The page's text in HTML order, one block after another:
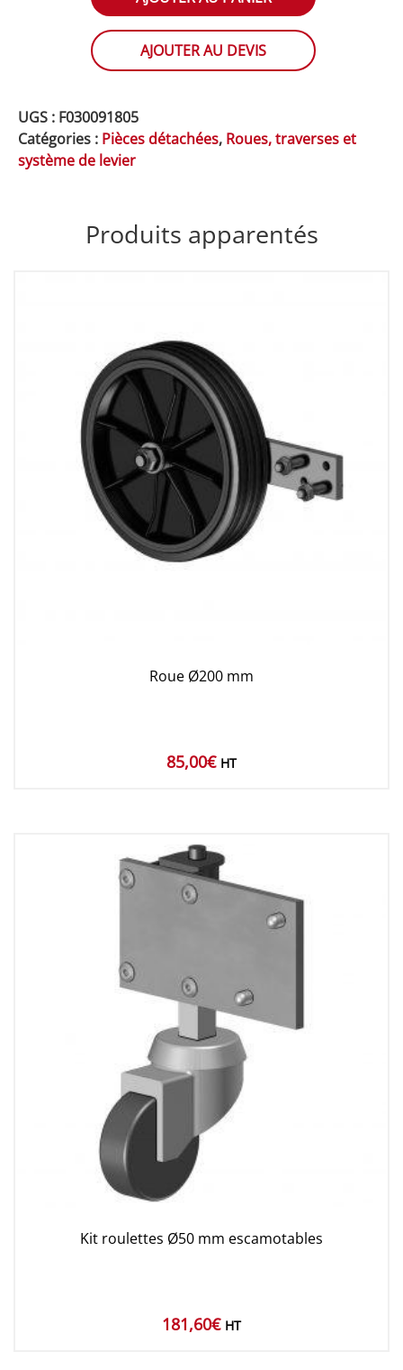
Ø125
mm
AJOUTER AU DEVIS
UGS : F030091805
Catégories : Pièces détachées, Roues, traverses et
système de levier
Produits apparentés
Roue Ø200 mm
85,00€ HT
Kit roulettes Ø50 mm escamotables
181,60€ HT